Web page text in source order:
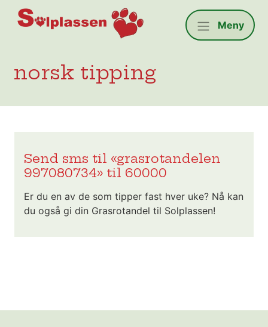
Solplassen
Meny
norsk tipping
Send sms til «grasrotandelen
997080734» til 60000
Er du en av de som tipper fast hver uke? Nå kan
du også gi din Grasrotandel til Solplassen!